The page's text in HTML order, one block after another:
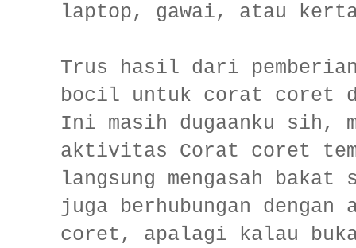
laptop, gawai, atau
Trus hasil dari
bocil untuk corat coret
Ini masih dugaanku sih,
aktivitas Corat coret
langsung mengasah
juga berhubungan
coret, apalagi kalau